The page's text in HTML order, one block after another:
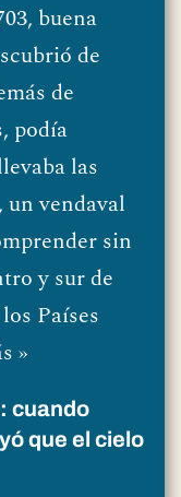
buena
de
de
podía
las
vendaval
sin
y sur de
Países
»
cuando
que el cielo